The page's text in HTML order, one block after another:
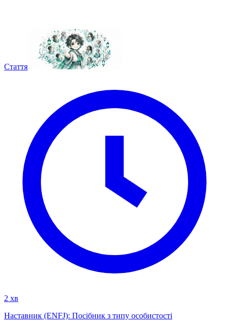
Стаття
2 хв
Наставник (ENFJ): Посібник з типу особистості